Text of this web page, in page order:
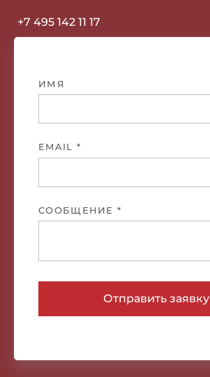
+7 495 142 11 17
ИМЯ
EMAIL *
СООБЩЕНИЕ *
Отправить заявку